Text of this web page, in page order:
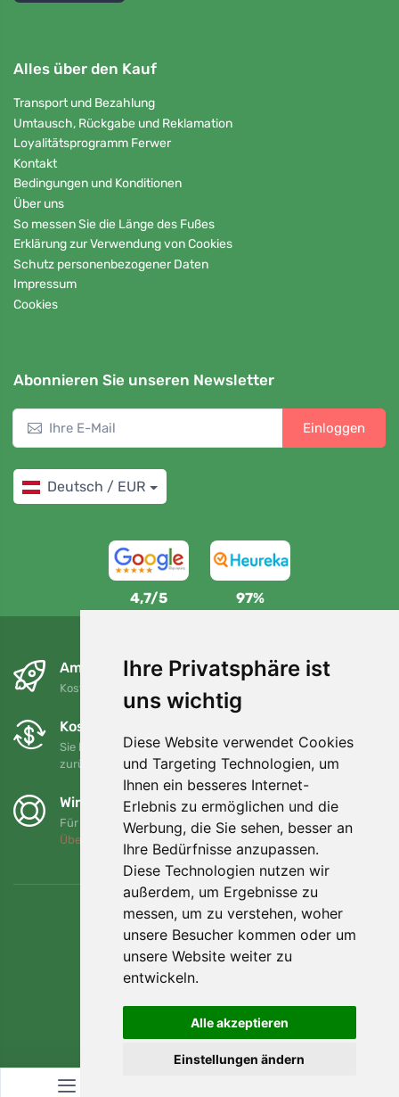
Ihre Privatsphäre ist
uns wichtig
Diese Website verwendet Cookies
und Targeting Technologien, um
Ihnen ein besseres Internet-
Erlebnis zu ermöglichen und die
Werbung, die Sie sehen, besser an
Ihre Bedürfnisse anzupassen.
Diese Technologien nutzen wir
außerdem, um Ergebnisse zu
messen, um zu verstehen, woher
unsere Besucher kommen oder um
unsere Website weiter zu
entwickeln.
Alle akzeptieren
Einstellungen ändern
Alles über den Kauf
Transport und Bezahlung
Umtausch, Rückgabe und Reklamation
Loyalitätsprogramm Ferwer
Kontakt
Bedingungen und Konditionen
Über uns
So messen Sie die Länge des Fußes
Erklärung zur Verwendung von Cookies
Schutz personenbezogener Daten
Impressum
Cookies
Abonnieren Sie unseren Newsletter
Einloggen
Deutsch / EUR
4,7/5 97%
Am nächsten Tag und kostenlos
Kostenloser Versand für Bestellungen über 80 EUR
Kostenloser Umtausch und Rückgabe
Sie können Ihre Bestellung jederzeit innerhalb von 90 Tagen
zurückgeben oder umtauschen.
Wir unterstützen Trees.org
Für jede Bestellung pflanzen wir einen Baum! Mehr lesen
Über uns